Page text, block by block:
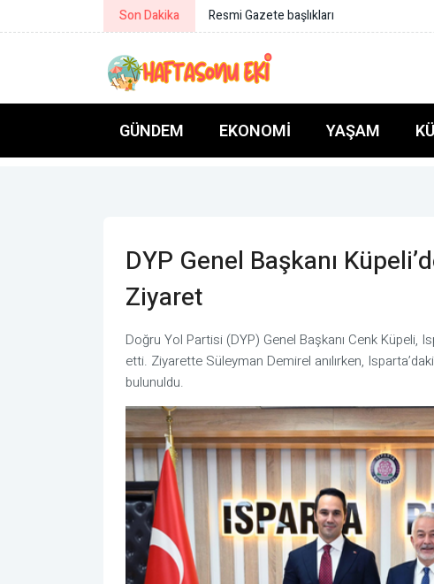
Son Dakika Meteoroloji'den haftalık hava tahmini
GÜNDEM EKONOMI YAŞAM
DYP Genel Başkanı
Ziyaret
Doğru Yol Partisi (DYP) Genel Başkanı Cenk Küpeli,
etti. Ziyarette Süleyman Demirel anılırken,
bulunuldu.